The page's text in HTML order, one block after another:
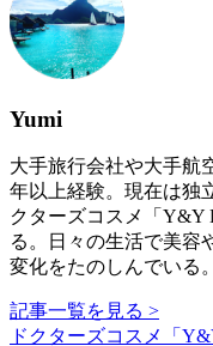
Yumi
大手旅行会社や大手航
年以上経験。現在は独
クターズコスメ「Y&Y
る。日々の生活で美容
変化をたのしんでいる。
記事一覧を見る >
ドクターズコスメ「